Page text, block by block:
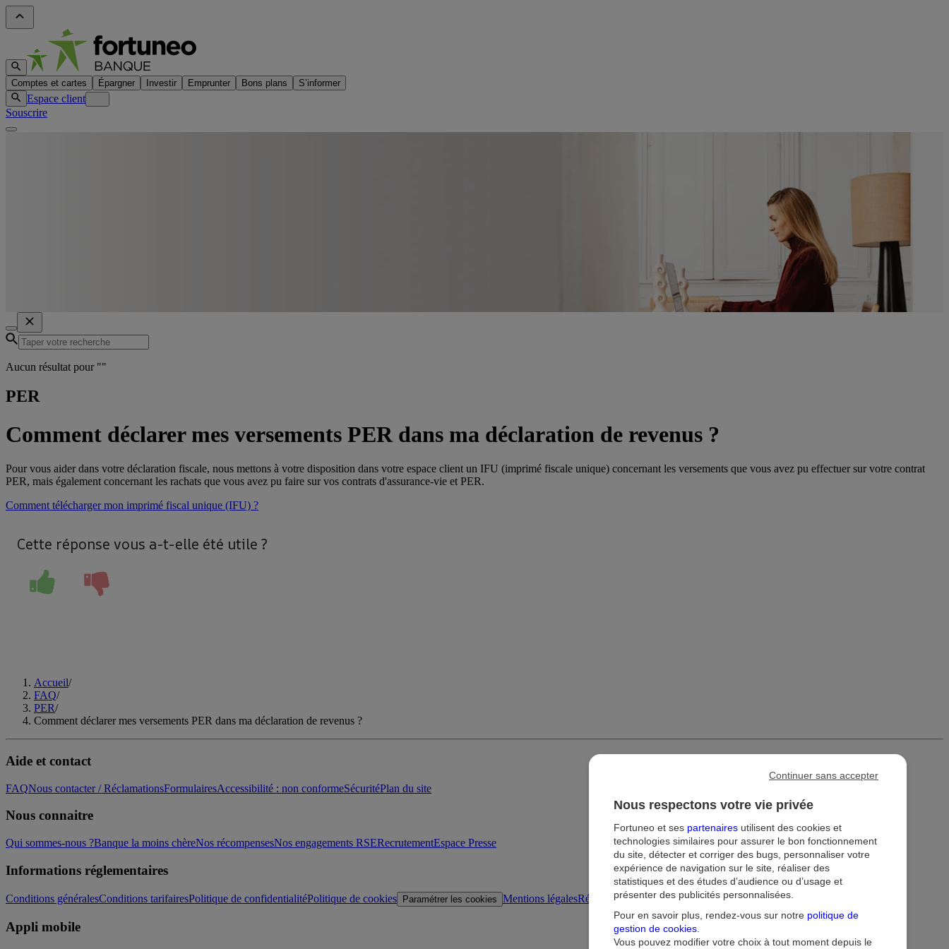
Comptes et cartes Épargner Investir Emprunter Bons plans S’informer
Espace client
Souscrire
Aucun résultat pour ""
PER
Comment déclarer mes versements PER dans ma déclaration de revenus ?
Pour vous aider dans votre déclaration fiscale, nous mettons à votre disposition dans votre espace client un IFU (imprimé fiscale unique) concernant les versements que vous avez pu effectuer sur votre contrat
PER, mais également concernant les rachats que vous avez pu faire sur vos contrats d'assurance-vie et PER.
Comment télécharger mon imprimé fiscal unique (IFU) ?
Cette réponse vous a-t-elle été utile ?
Accueil/
FAQ/
PER/
Comment déclarer mes versements PER dans ma déclaration de revenus ?
Aide et contact
FAQNous contacter / RéclamationsFormulairesAccessibilité : non conformeSécuritéPlan du site
Nous connaitre
Qui sommes-nous ?Banque la moins chèreNos récompensesNos engagements RSERecrutementEspace Presse
Informations réglementaires
Conditions généralesConditions tarifairesPolitique de confidentialitéPolitique de cookies Paramétrer les cookies Mentions légalesRéglementationDroit au compte et clients fragiles
Appli mobile
Nous respectons votre vie privée
Fortuneo et ses partenaires utilisent des cookies et
technologies similaires pour assurer le bon fonctionnement
du site, détecter et corriger des bugs, personnaliser votre
expérience de navigation sur le site, réaliser des
statistiques et des études d’audience ou d’usage et
présenter des publicités personnalisées.
Pour en savoir plus, rendez-vous sur notre politique de
gestion de cookies
Vous pouvez modifier votre choix à tout moment depuis le
Continuer sans accepter